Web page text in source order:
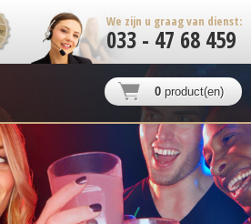
We zijn u graag van dienst:
033 - 47 68 459
0 product(en)